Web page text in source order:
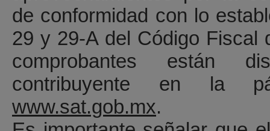
de conformidad con lo
29 y 29-A del Código Fiscal
comprobantes están
contribuyente en la
www.sat.gob.mx.